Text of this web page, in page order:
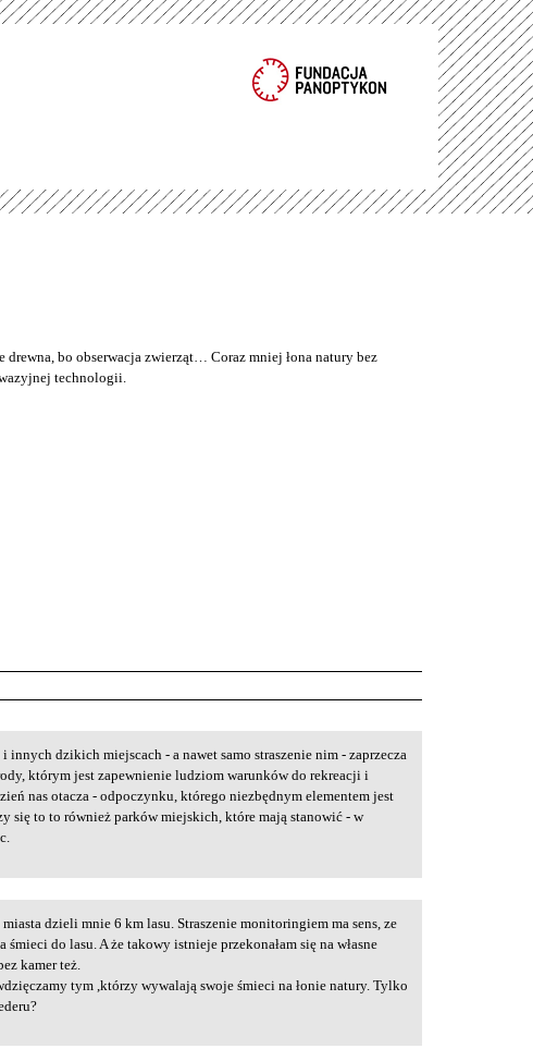
drewna, bo obserwacja zwierząt… Coraz mniej łona natury bez
technologii.
innych dzikich miejscach - a nawet samo straszenie nim - zaprzecza
którym jest zapewnienie ludziom warunków do rekreacji i
nas otacza - odpoczynku, którego niezbędnym elementem jest
się to to również parków miejskich, które mają stanowić - w
dzieli mnie 6 km lasu. Straszenie monitoringiem ma sens, ze
do lasu. A że takowy istnieje przekonałam się na własne
kamer też.
tym ,którzy wywalają swoje śmieci na łonie natury. Tylko